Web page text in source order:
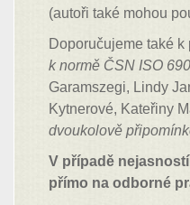
(autoři také mohou
Doporučujeme také
k normě ČSN ISO
Garamszegi, Lindy
Kytnerové, Kateřiny
dvoukolově
V případě
přímo na odborné